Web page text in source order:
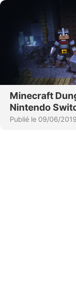
Minecraft
Nintendo
Publié le 09/06/2019